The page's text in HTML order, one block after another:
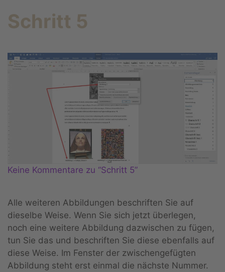
Schritt 5
Keine Kommentare zu “Schritt 5”
Alle weiteren Abbildungen beschriften Sie auf
dieselbe Weise. Wenn Sie sich jetzt überlegen,
noch eine weitere Abbildung dazwischen zu fügen,
tun Sie das und beschriften Sie diese ebenfalls auf
diese Weise. Im Fenster der zwischengefügten
Abbildung steht erst einmal die nächste Nummer.